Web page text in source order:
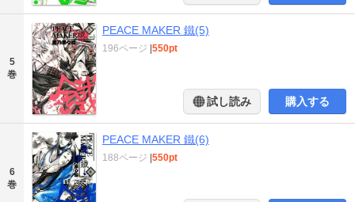
5
巻
PEACE MAKER 鐵(5)
196ページ 550pt
試し読み 購入する
6
巻
PEACE MAKER 鐵(6)
188ページ 550pt